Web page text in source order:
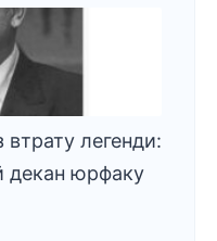
втрату легенди:
декан юрфаку